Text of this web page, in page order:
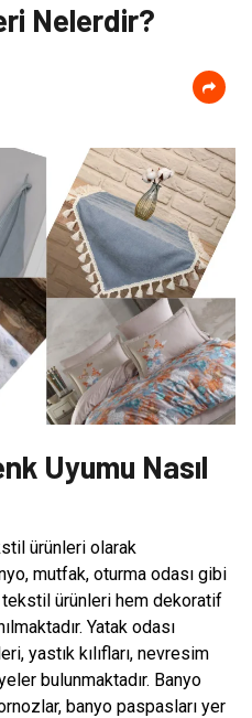
Nelerdir?
Uyumu Nasıl
ürünleri olarak
mutfak, oturma odası gibi
tekstil ürünleri hem dekoratif
Yatak odası
yastık kılıfları, nevresim
bulunmaktadır. Banyo
banyo paspasları yer